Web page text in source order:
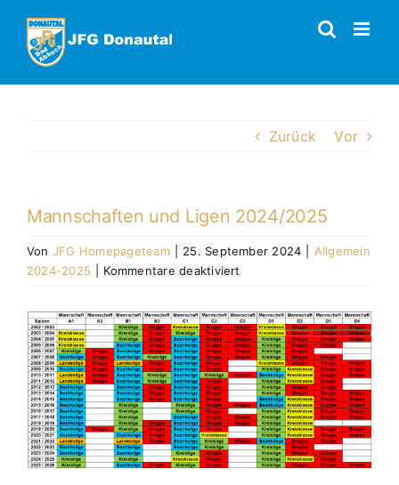
Inhalt
springen
Zurück Vor
Mannschaften und Ligen 2024/2025
Von JFG Homepageteam 25. September 2024
Allgemein
2024-2025
Kommentare deaktiviert
und
Ligen
2024/2025
Zeige
grösseres
Bild